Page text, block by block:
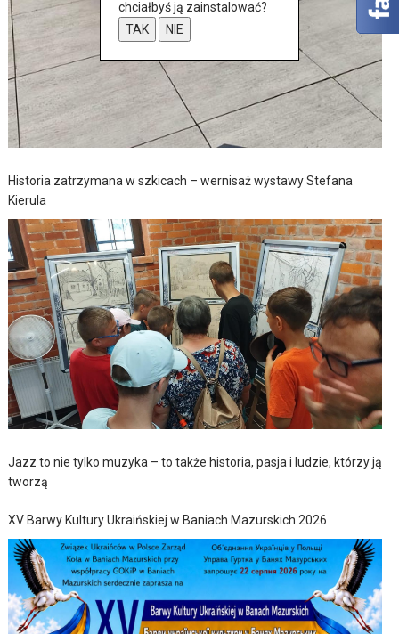
Historia zatrzymana w szkicach – wernisaż wystawy Stefana
Kierula
Jazz to nie tylko muzyka – to także historia, pasja i ludzie, którzy ją
tworzą
XV Barwy Kultury Ukraińskiej w Baniach Mazurskich 2026
chciałbyś ją zainstalować?
TAK
NIE